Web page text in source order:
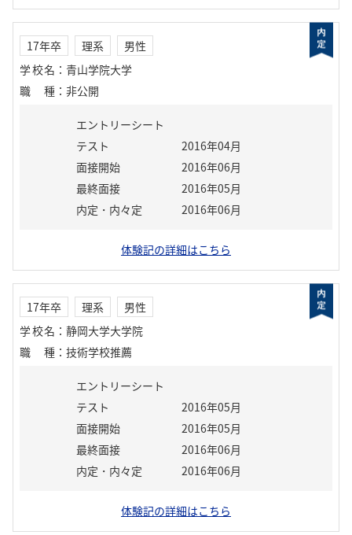
17年卒 理系
男性
学校名 ： 青山学院大学
職種 ： 非公開
エントリーシート
テスト
2016年04月
面接開始
2016年06月
最終面接
2016年05月
内定・内々定
2016年06月
体験記の詳細はこちら
17年卒 理系
男性
学校名 ： 静岡大学大学院
職種 ： 技術学校推薦
エントリーシート
テスト
2016年05月
面接開始
2016年05月
最終面接
2016年06月
内定・内々定
2016年06月
体験記の詳細はこちら